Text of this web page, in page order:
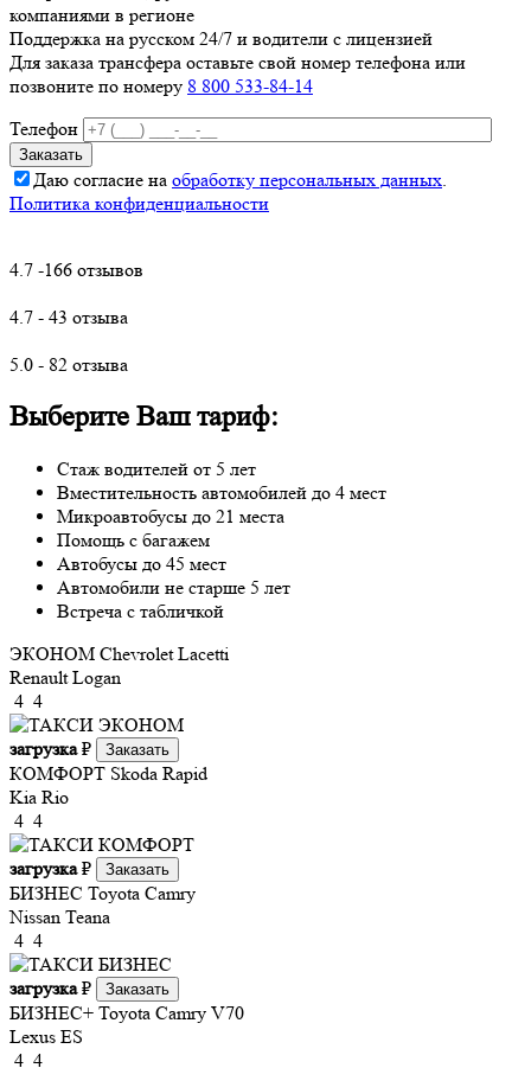
компаниями в регионе
Поддержка на русском 24/7 и водители с лицензией
Для заказа трансфера оставьте свой номер телефона или
позвоните по номеру 8 800 533-84-14
Телефон
Даю согласие на обработку персональных данных.
Политика конфиденциальности
4.7 -166 отзывов
4.7 - 43 отзыва
5.0 - 82 отзыва
Выберите Ваш тариф:
Стаж водителей от 5 лет
Вместительность автомобилей до 4 мест
Микроавтобусы до 21 места
Помощь с багажем
Автобусы до 45 мест
Автомобили не старше 5 лет
Встреча с табличкой
ЭКОНОМ Chevrolet Lacetti
Renault Logan
4 4
загрузка₽ Заказать
КОМФОРТ Skoda Rapid
Kia Rio
4 4
загрузка₽ Заказать
БИЗНЕС Toyota Camry
Nissan Teana
4 4
загрузка₽ Заказать
БИЗНЕС+ Toyota Camry V70
Lexus ES
4 4